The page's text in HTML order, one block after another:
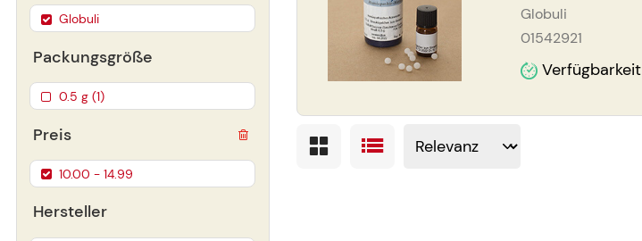
Globuli
01542921
Verfügbarkeit
Globuli
Packungsgröße
0.5 g (1)
Preis
10.00 - 14.99
Hersteller